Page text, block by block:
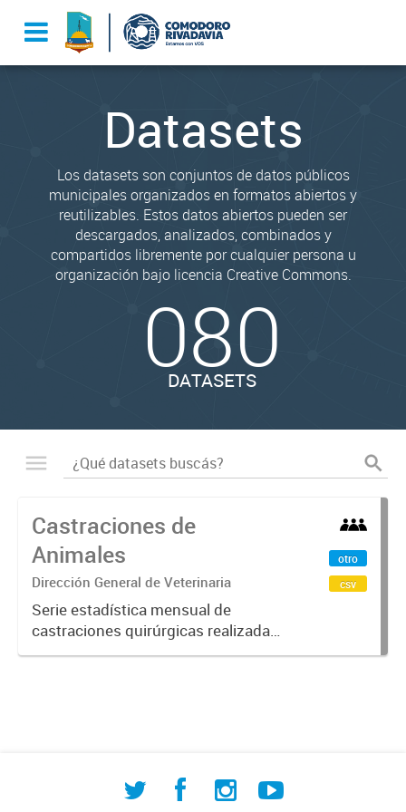
Datasets
Los datasets son conjuntos de datos públicos
municipales organizados en formatos abiertos y
reutilizables. Estos datos abiertos pueden ser
descargados, analizados, combinados y
compartidos libremente por cualquier persona u
organización bajo licencia Creative Commons.
080
DATASETS
Castraciones de
Animales
Dirección General de Veterinaria
Serie estadística mensual de
castraciones quirúrgicas realizadas
por la Dirección General de
otro
csv